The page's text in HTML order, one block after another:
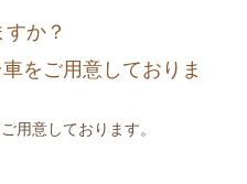
か？
をご用意しておりま
用意しております。